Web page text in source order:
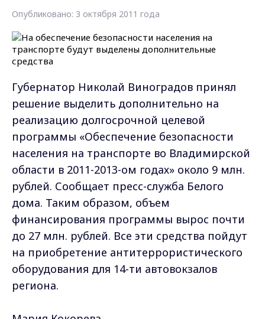
Опубликовано: 3 октября 2011 года
Губернатор Николай Виноградов принял
решение выделить дополнительно на
реализацию долгосрочной целевой
программы «Обеспечение безопасности
населения на транспорте во Владимирской
области в 2011-2013-ом годах» около 9 млн.
рублей. Сообщает пресс-служба Белого
дома. Таким образом, объем
финансирования программы вырос почти
до 27 млн. рублей. Все эти средства пойдут
на приобретение антитеррористического
оборудования для 14-ти автовокзалов
региона.